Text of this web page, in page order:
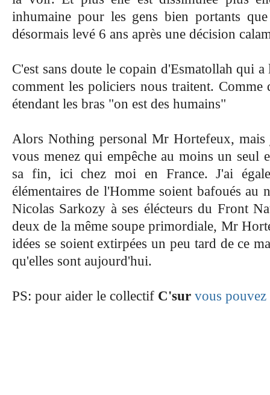
inhumaine pour les gens bien portants
désormais levé 6 ans après une décision
C'est sans doute le copain d'Esmatollah qui
comment les policiers nous traitent.
étendant les bras "on est des humains"
Alors Nothing personal Mr Hortefeux,
vous menez qui empêche au moins un seul
sa fin, ici chez moi en France. J'ai
élémentaires de l'Homme soient bafoués
Nicolas Sarkozy à ses élécteurs du Front
deux de la même soupe primordiale, Mr
idées se soient extirpées un peu tard de ce
qu'elles sont aujourd'hui.
PS: pour aider le collectif C'sur vous pouvez